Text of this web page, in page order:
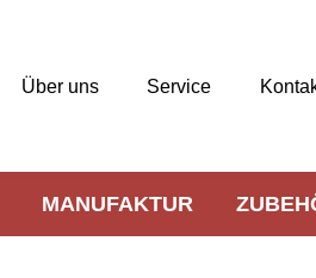
Über uns Service
MANUFAKTUR